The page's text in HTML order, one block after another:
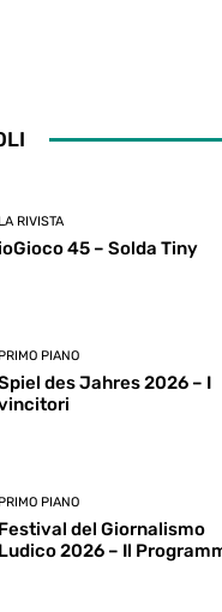
LA RIVISTA
ioGioco 45 – Solda Tiny
PRIMO PIANO
des Jahres 2026 – I
PRIMO PIANO
Festival del Giornalismo
Ludico 2026 – Il